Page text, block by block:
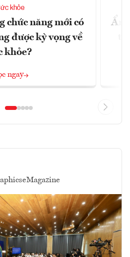
khỏe
chức năng mới có
được kỳ vọng về
khỏe?
ngay
Ẩm
eMagazine